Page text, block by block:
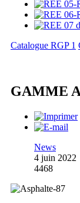
Catalogue RGP 1
GAMME
News
4 juin 2022
4468